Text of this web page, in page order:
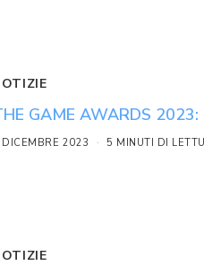
GAME AWARDS
2023 5 MINUTI DI